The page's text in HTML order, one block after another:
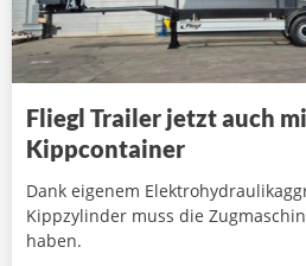
Fliegl Trailer jetzt auch
Kippcontainer
Dank eigenem
Kippzylinder muss die
haben.